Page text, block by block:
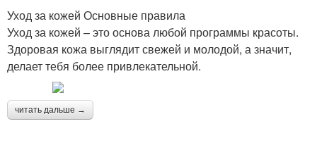
Уход за кожей Основные правила
Уход за кожей – это основа любой программы красоты.
Здоровая кожа выглядит свежей и молодой, а значит,
делает тебя более привлекательной.
читать дальше →